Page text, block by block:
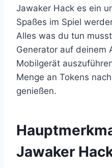
Jawaker Hack es ein
Spaßes im Spiel
Alles was du tun
Generator auf deinem
Mobilgerät
Menge an Tokens
genießen.
Jawaker